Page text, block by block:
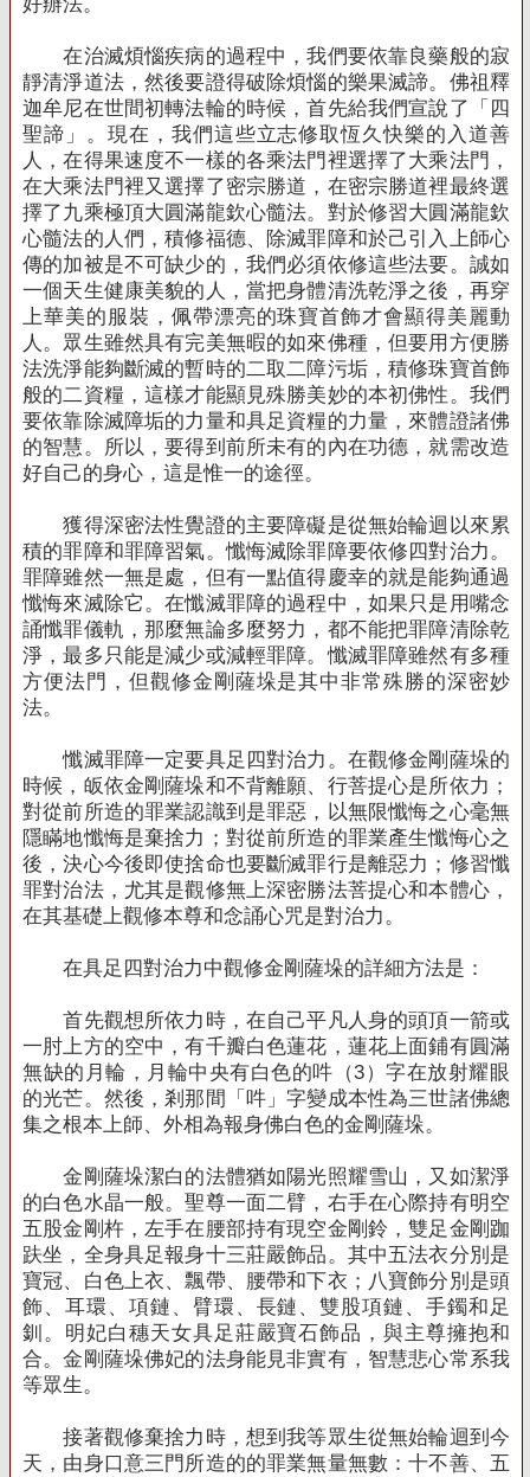
在治滅煩惱疾病的過程中，我們要依靠良藥般的寂
靜清淨道法，然後要證得破除煩惱的樂果滅諦。佛祖釋
迦牟尼在世間初轉法輪的時候，首先給我們宣說了「四
聖諦」。現在，我們這些立志修取恆久快樂的入道善
人，在得果速度不一樣的各乘法門裡選擇了大乘法門，
在大乘法門裡又選擇了密宗勝道，在密宗勝道裡最終選
擇了九乘極頂大圓滿龍欽心髓法。對於修習大圓滿龍欽
心髓法的人們，積修福德、除滅罪障和於己引入上師心
傳的加被是不可缺少的，我們必須依修這些法要。誠如
一個天生健康美貌的人，當把身體清洗乾淨之後，再穿
上華美的服裝，佩帶漂亮的珠寶首飾才會顯得美麗動
人。眾生雖然具有完美無暇的如來佛種，但要用方便勝
法洗淨能夠斷滅的暫時的二取二障污垢，積修珠寶首飾
般的二資糧，這樣才能顯見殊勝美妙的本初佛性。我們
要依靠除滅障垢的力量和具足資糧的力量，來體證諸佛
的智慧。所以，要得到前所未有的內在功德，就需改造
好自己的身心，這是惟一的途徑。
獲得深密法性覺證的主要障礙是從無始輪迴以來累
積的罪障和罪障習氣。懺悔滅除罪障要依修四對治力。
罪障雖然一無是處，但有一點值得慶幸的就是能夠通過
懺悔來滅除它。在懺滅罪障的過程中，如果只是用嘴念
誦懺罪儀軌，那麼無論多麼努力，都不能把罪障清除乾
淨，最多只能是減少或減輕罪障。懺滅罪障雖然有多種
方便法門，但觀修金剛薩垛是其中非常殊勝的深密妙
法。
懺滅罪障一定要具足四對治力。在觀修金剛薩垛的
時候，皈依金剛薩垛和不背離願、行菩提心是所依力；
對從前所造的罪業認識到是罪惡，以無限懺悔之心毫無
隱瞞地懺悔是棄捨力；對從前所造的罪業產生懺悔心之
後，決心今後即使捨命也要斷滅罪行是離惡力；修習懺
罪對治法，尤其是觀修無上深密勝法菩提心和本體心，
在其基礎上觀修本尊和念誦心咒是對治力。
在具足四對治力中觀修金剛薩垛的詳細方法是：
首先觀想所依力時，在自己平凡人身的頭頂一箭或
一肘上方的空中，有千瓣白色蓮花，蓮花上面鋪有圓滿
無缺的月輪，月輪中央有白色的吽（3）字在放射耀眼
的光芒。然後，剎那間「吽」字變成本性為三世諸佛總
集之根本上師、外相為報身佛白色的金剛薩垛。
金剛薩垛潔白的法體猶如陽光照耀雪山，又如潔淨
的白色水晶一般。聖尊一面二臂，右手在心際持有明空
五股金剛杵，左手在腰部持有現空金剛鈴，雙足金剛跏
趺坐，全身具足報身十三莊嚴飾品。其中五法衣分別是
寶冠、白色上衣、飄帶、腰帶和下衣；八寶飾分別是頭
飾、耳環、項鏈、臂環、長鏈、雙股項鏈、手鐲和足
釧。明妃白穗天女具足莊嚴寶石飾品，與主尊擁抱和
合。金剛薩垛佛妃的法身能見非實有，智慧悲心常系我
等眾生。
接著觀修棄捨力時，想到我等眾生從無始輪迴到今
天，由身口意三門所造的的罪業無量無數：十不善、五